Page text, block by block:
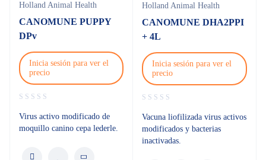
Holland Animal Health
CANOMUNE PUPPY
DPv
Inicia sesión para ver el
precio
Virus activo modificado de
moquillo canino cepa lederle.
Holland Animal Health
CANOMUNE DHA2PPI
+ 4L
Inicia sesión para ver el
precio
Vacuna liofilizada virus activos
modificados y bacterias
inactivadas.